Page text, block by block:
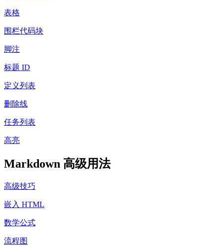
表格
围栏代码块
脚注
标题 ID
定义列表
删除线
任务列表
高亮
Markdown 高级用法
高级技巧
嵌入 HTML
数学公式
流程图